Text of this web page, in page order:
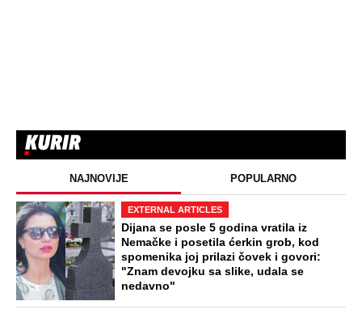
NAJNOVIJE POPULARNO
EXTERNAL ARTICLES
Dijana se posle 5 godina vratila iz
Nemačke i posetila ćerkin grob, kod
spomenika joj prilazi čovek i govori:
"Znam devojku sa slike, udala se
nedavno"